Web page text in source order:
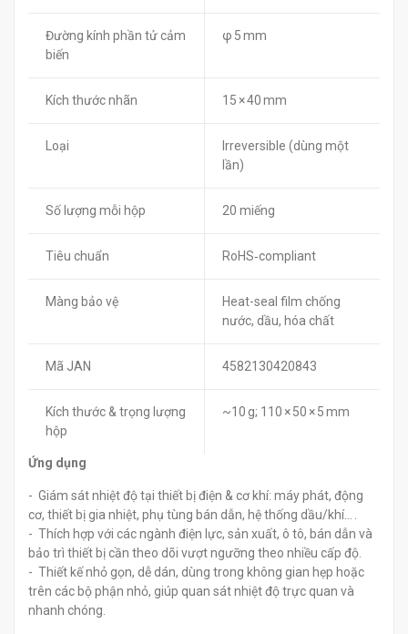
Đường kính phần tử cảm
biến
φ 5 mm
Kích thước nhãn 15 × 40 mm
Loại
Irreversible (dùng một
lần)
Số lượng mỗi hộp 20 miếng
Tiêu chuẩn RoHS‑compliant
Màng bảo vệ
Heat-seal film chống
nước, dầu, hóa chất
Mã JAN 4582130420843
Kích thước & trọng lượng
hộp
~10 g; 110 × 50 × 5 mm
Ứng dụng
- Giám sát nhiệt độ tại thiết bị điện & cơ khí: máy phát, động
cơ, thiết bị gia nhiệt, phụ tùng bán dẫn, hệ thống dầu/khí… .
- Thích hợp với các ngành điện lực, sản xuất, ô tô, bán dẫn và
bảo trì thiết bị cần theo dõi vượt ngưỡng theo nhiều cấp độ.
- Thiết kế nhỏ gọn, dễ dán, dùng trong không gian hẹp hoặc
trên các bộ phận nhỏ, giúp quan sát nhiệt độ trực quan và
nhanh chóng.